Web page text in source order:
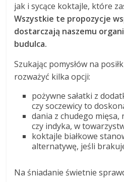
jak i sycące koktajle, które
Wszystkie te propozycje
dostarczają naszemu
budulca.
Szukając pomysłów na
rozważyć kilka opcji:
pożywne sałatki z
czy soczewicy to
dania z chudego mięsa,
czy indyka, w
koktajle białkowe
alternatywę, jeśli
Na śniadanie świetnie